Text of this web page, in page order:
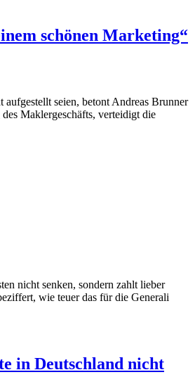
schönen Marketing“
seien, betont Andreas Brunner
Maklergeschäfts, verteidigt die
nicht senken, sondern zahlt lieber
wie teuer das für die Generali
in Deutschland nicht